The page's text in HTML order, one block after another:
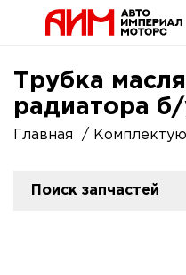
Трубка
радиатора
Главная
Поиск запчастей